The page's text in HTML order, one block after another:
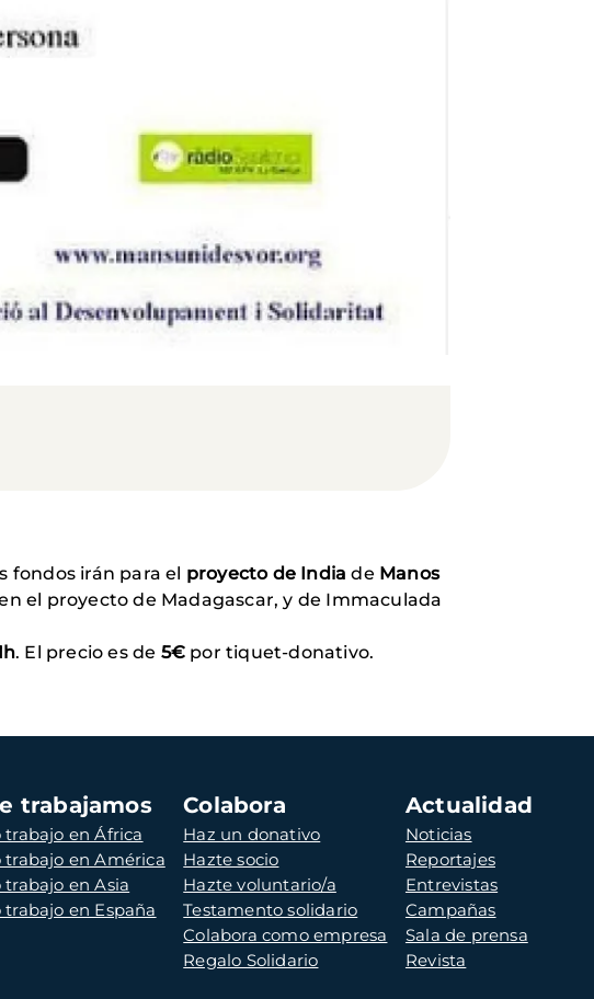
fondos irán para el proyecto de Indiade Manos
el proyecto de Madagascar, y de Immaculada
. El precio es de 5€ por tiquet-donativo.
trabajamos
trabajo en África
trabajo en América
trabajo en Asia
trabajo en España
Colabora
Haz un donativo
Hazte socio
Hazte voluntario/a
Testamento solidario
Colabora como empresa
Regalo Solidario
Actualidad
Noticias
Reportajes
Entrevistas
Campañas
Sala de prensa
Revista